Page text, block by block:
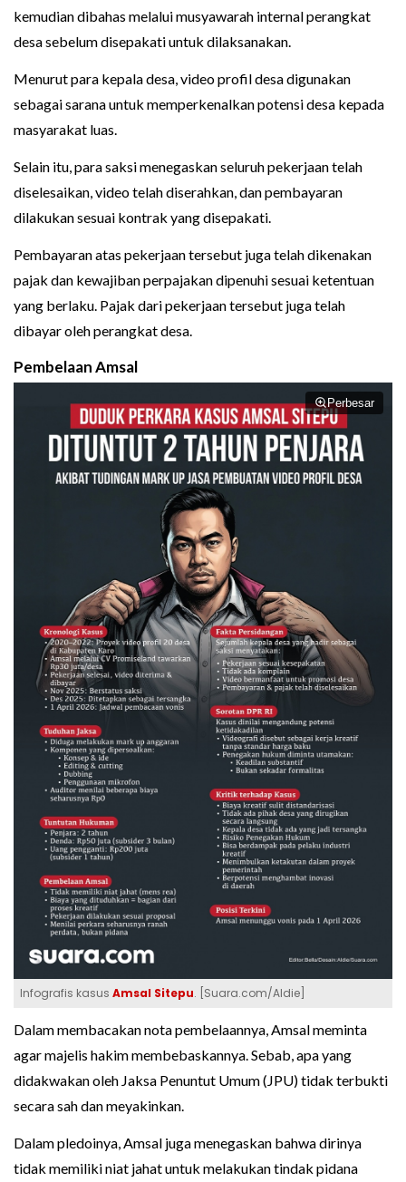
kemudian dibahas melalui musyawarah internal perangkat
desa sebelum disepakati untuk dilaksanakan.
Menurut para kepala desa, video profil desa digunakan
sebagai sarana untuk memperkenalkan potensi desa kepada
masyarakat luas.
Selain itu, para saksi menegaskan seluruh pekerjaan telah
diselesaikan, video telah diserahkan, dan pembayaran
dilakukan sesuai kontrak yang disepakati.
Pembayaran atas pekerjaan tersebut juga telah dikenakan
pajak dan kewajiban perpajakan dipenuhi sesuai ketentuan
yang berlaku. Pajak dari pekerjaan tersebut juga telah
dibayar oleh perangkat desa.
Pembelaan Amsal
Perbesar
Infografis kasus Amsal Sitepu. [Suara.com/Aldie]
Dalam membacakan nota pembelaannya, Amsal meminta
agar majelis hakim membebaskannya. Sebab, apa yang
didakwakan oleh Jaksa Penuntut Umum (JPU) tidak terbukti
secara sah dan meyakinkan.
Dalam pledoinya, Amsal juga menegaskan bahwa dirinya
tidak memiliki niat jahat untuk melakukan tindak pidana